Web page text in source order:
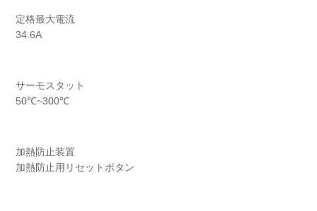
定格最大電流
34.6A
サーモスタット
50℃~300℃
加熱防止装置
加熱防止用リセットボタン